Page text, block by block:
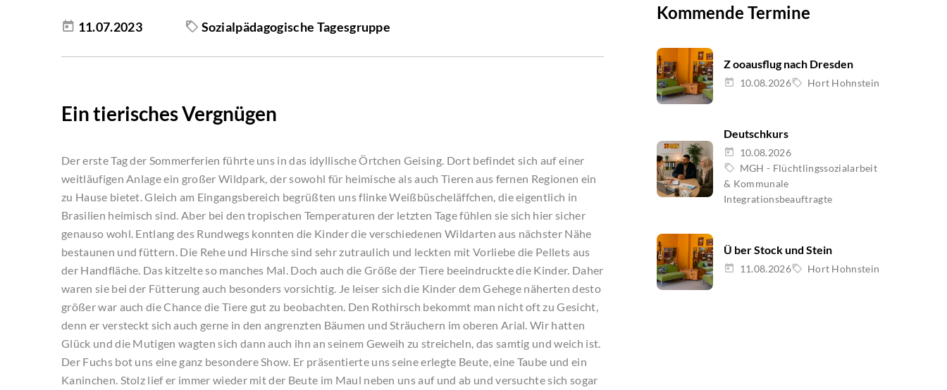
Kommende Termine
Z ooausflug nach Dresden
10.08.2026 Hort Hohnstein
Deutschkurs
10.08.2026
MGH - Flüchtlingssozialarbeit
& Kommunale
Integrationsbeauftragte
Ü ber Stock und Stein
11.08.2026 Hort Hohnstein
11.07.2023 Sozialpädagogische Tagesgruppe
Ein tierisches Vergnügen
Der erste Tag der Sommerferien führte uns in das idyllische Örtchen Geising. Dort befindet sich auf einer
weitläufigen Anlage ein großer Wildpark, der sowohl für heimische als auch Tieren aus fernen Regionen ein
zu Hause bietet. Gleich am Eingangsbereich begrüßten uns flinke Weißbüscheläffchen, die eigentlich in
Brasilien heimisch sind. Aber bei den tropischen Temperaturen der letzten Tage fühlen sie sich hier sicher
genauso wohl. Entlang des Rundwegs konnten die Kinder die verschiedenen Wildarten aus nächster Nähe
bestaunen und füttern. Die Rehe und Hirsche sind sehr zutraulich und leckten mit Vorliebe die Pellets aus
der Handfläche. Das kitzelte so manches Mal. Doch auch die Größe der Tiere beeindruckte die Kinder. Daher
waren sie bei der Fütterung auch besonders vorsichtig. Je leiser sich die Kinder dem Gehege näherten desto
größer war auch die Chance die Tiere gut zu beobachten. Den Rothirsch bekommt man nicht oft zu Gesicht,
denn er versteckt sich auch gerne in den angrenzten Bäumen und Sträuchern im oberen Arial. Wir hatten
Glück und die Mutigen wagten sich dann auch ihn an seinem Geweih zu streicheln, das samtig und weich ist.
Der Fuchs bot uns eine ganz besondere Show. Er präsentierte uns seine erlegte Beute, eine Taube und ein
Kaninchen. Stolz lief er immer wieder mit der Beute im Maul neben uns auf und ab und versuchte sich sogar